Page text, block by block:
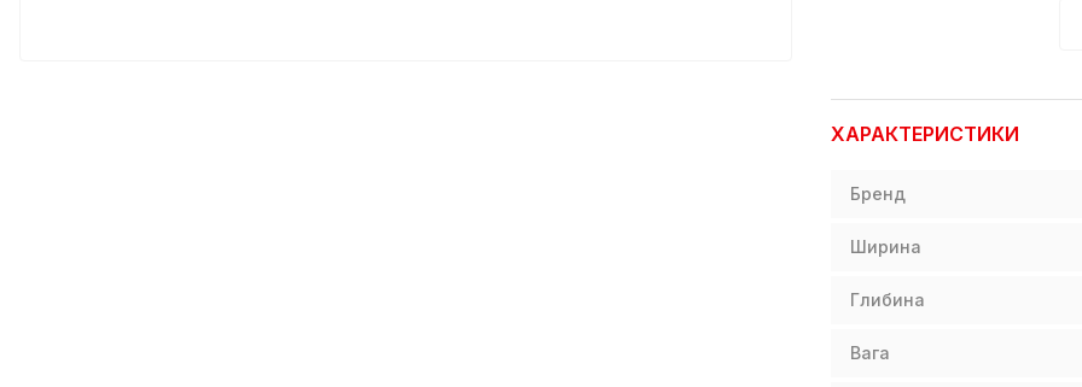
ХАРАКТЕРИСТИКИ
Бренд
Ширина
Глибина
Вага